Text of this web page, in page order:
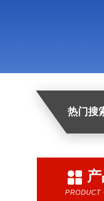
热门搜
PRODUCT